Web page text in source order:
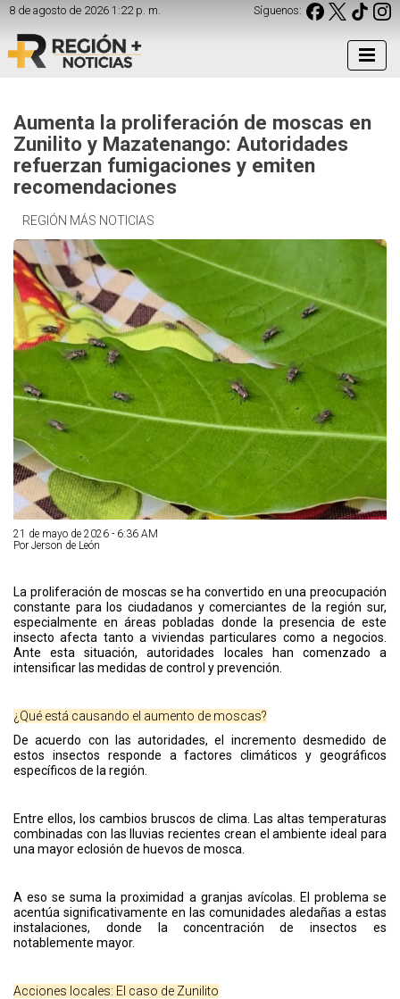
8 de agosto de 2026 1:22 p. m. Síguenos:
Aumenta la proliferación de moscas en
Zunilito y Mazatenango: Autoridades
refuerzan fumigaciones y emiten
recomendaciones
REGIÓN MÁS NOTICIAS
21 de mayo de 2026 - 6:36 AM
Por Jerson de León
La proliferación de moscas se ha convertido en una preocupación
constante para los ciudadanos y comerciantes de la región sur,
especialmente en áreas pobladas donde la presencia de este
insecto afecta tanto a viviendas particulares como a negocios.
Ante esta situación, autoridades locales han comenzado a
intensificar las medidas de control y prevención.
¿Qué está causando el aumento de moscas?
De acuerdo con las autoridades, el incremento desmedido de
estos insectos responde a factores climáticos y geográficos
específicos de la región.
Entre ellos, los cambios bruscos de clima. Las altas temperaturas
combinadas con las lluvias recientes crean el ambiente ideal para
una mayor eclosión de huevos de mosca.
A eso se suma la proximidad a granjas avícolas. El problema se
acentúa significativamente en las comunidades aledañas a estas
instalaciones, donde la concentración de insectos es
notablemente mayor.
Acciones locales: El caso de Zunilito